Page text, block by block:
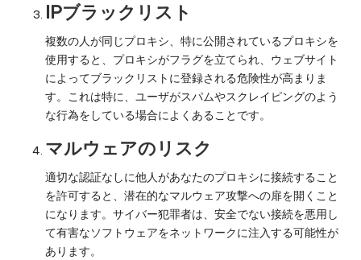
IPブラックリスト
複数の人が同じプロキシ、特に公開されているプロキシを
使用すると、プロキシがフラグを立てられ、ウェブサイト
によってブラックリストに登録される危険性が高まりま
す。これは特に、ユーザがスパムやスクレイピングのよう
な行為をしている場合によくあることです。
マルウェアのリスク
適切な認証なしに他人があなたのプロキシに接続すること
を許可すると、潜在的なマルウェア攻撃への扉を開くこと
になります。サイバー犯罪者は、安全でない接続を悪用し
て有害なソフトウェアをネットワークに注入する可能性が
あります。